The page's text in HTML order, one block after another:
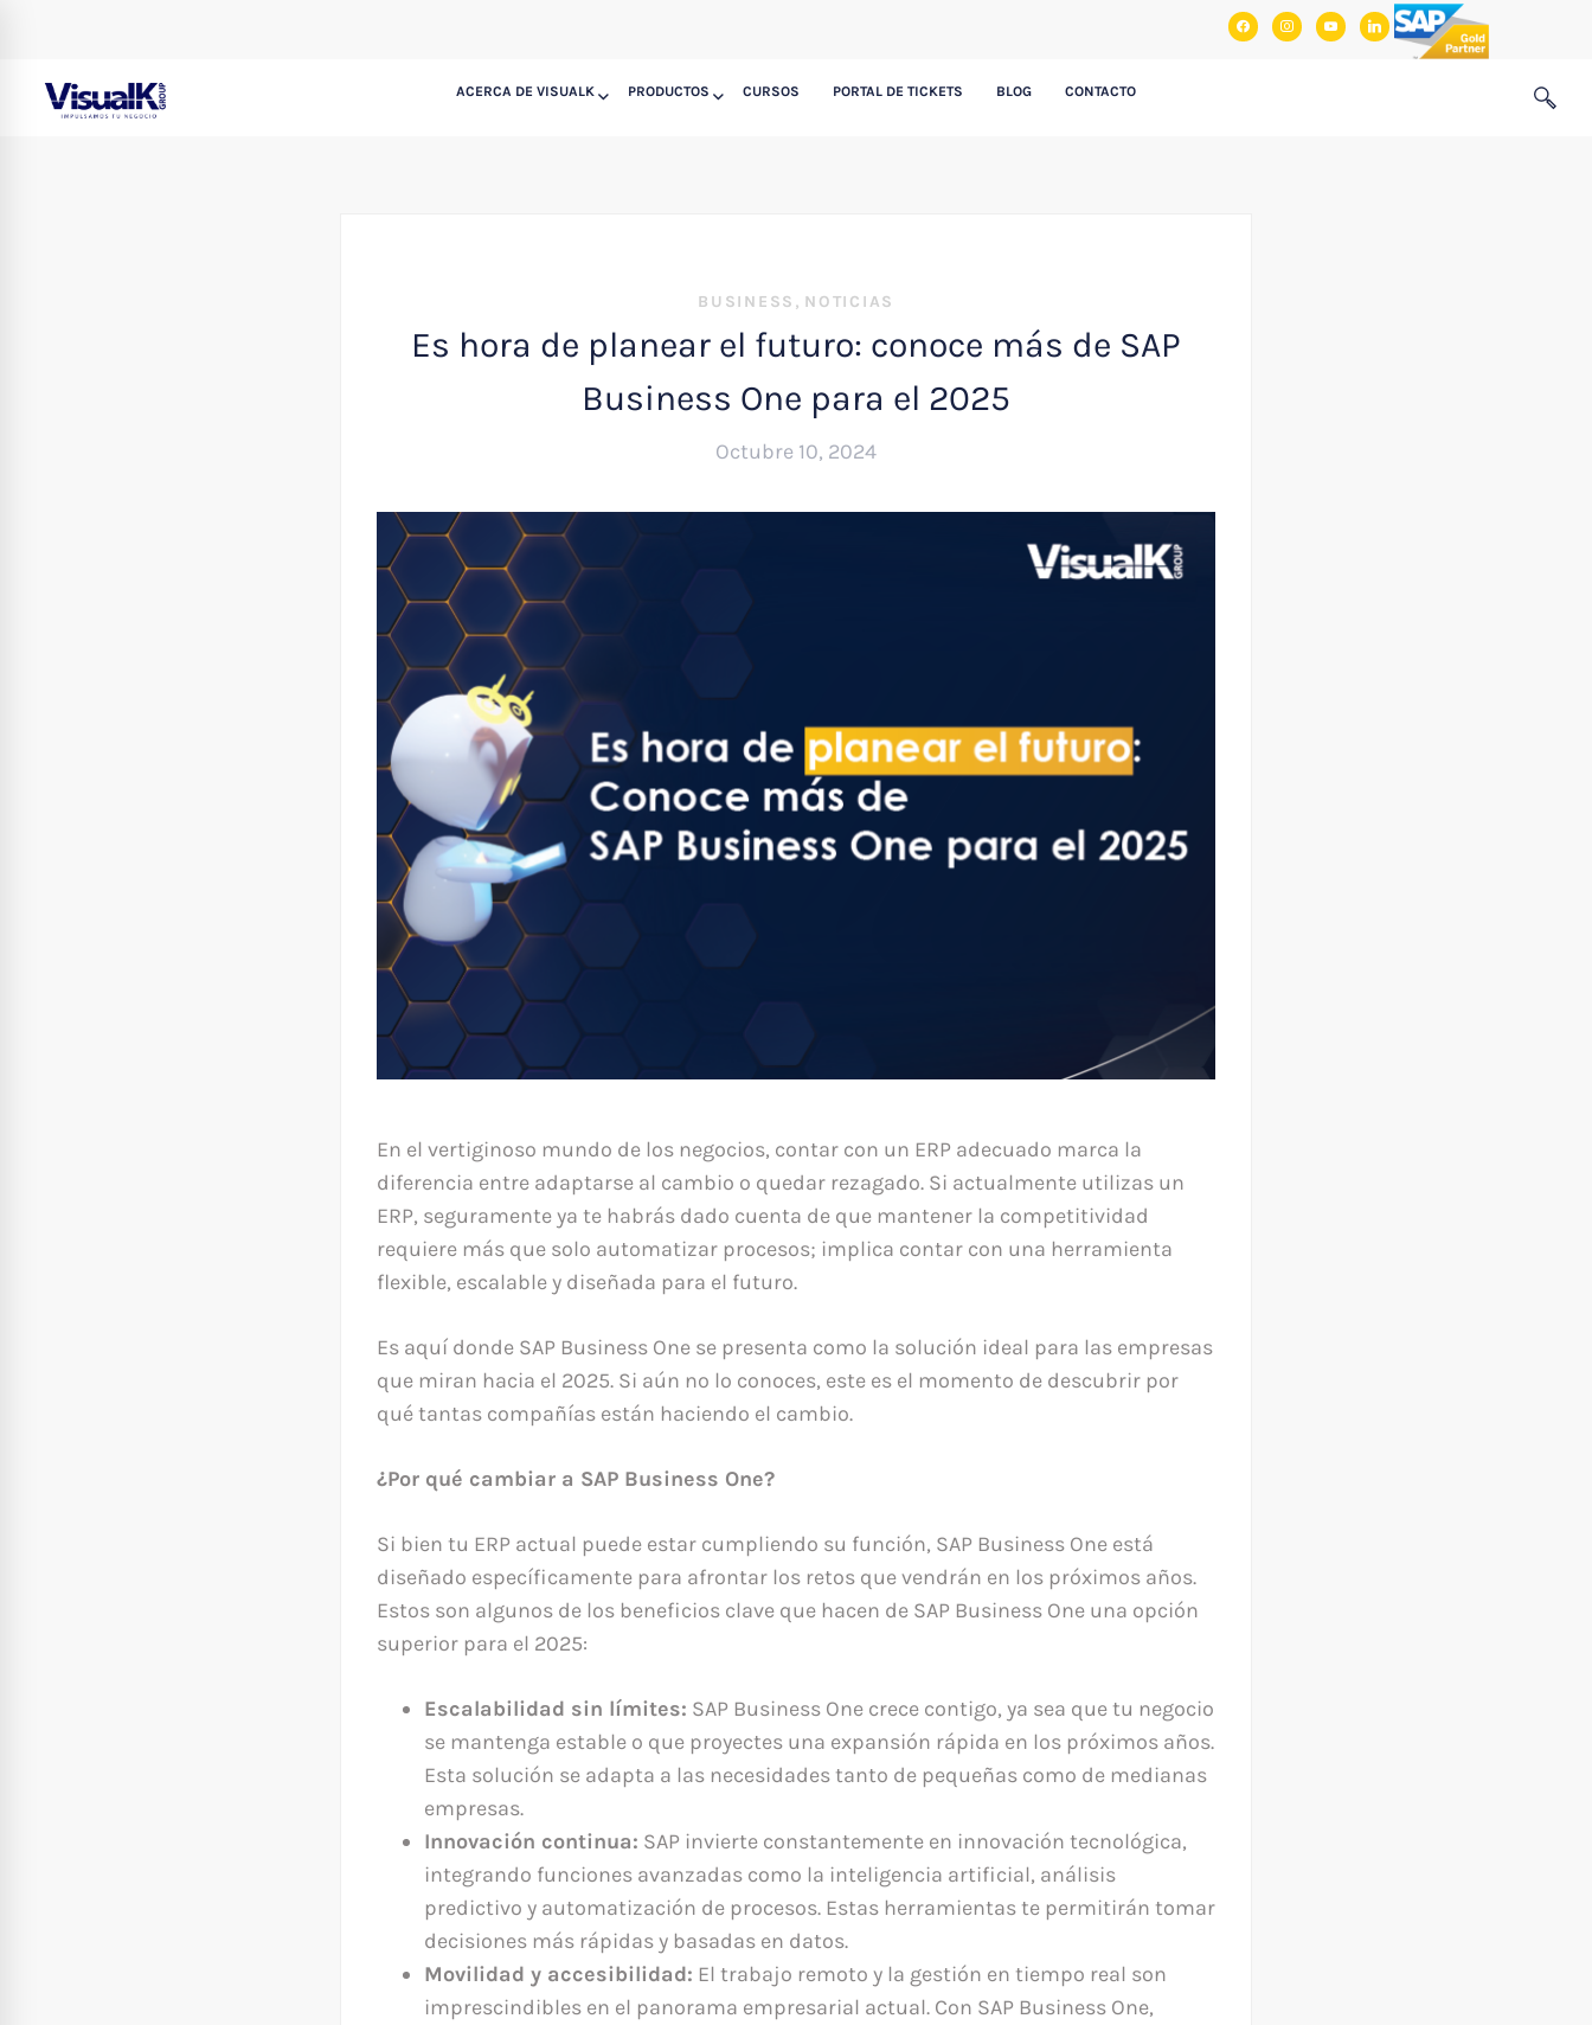
facebookinstagram
youtubelinkedin
ACERCA DE VISUALK PRODUCTOS CURSOS PORTAL DE TICKETS BLOG CONTACTO
BUSINESS , NOTICIAS
Es hora de planear el futuro: conoce más de SAP
Business One para el 2025
Octubre 10, 2024
En el vertiginoso mundo de los negocios, contar con un ERP adecuado marca la
diferencia entre adaptarse al cambio o quedar rezagado. Si actualmente utilizas un
ERP, seguramente ya te habrás dado cuenta de que mantener la competitividad
requiere más que solo automatizar procesos; implica contar con una herramienta
flexible, escalable y diseñada para el futuro.
Es aquí donde SAP Business One se presenta como la solución ideal para las empresas
que miran hacia el 2025. Si aún no lo conoces, este es el momento de descubrir por
qué tantas compañías están haciendo el cambio.
¿Por qué cambiar a SAP Business One?
Si bien tu ERP actual puede estar cumpliendo su función, SAP Business One está
diseñado específicamente para afrontar los retos que vendrán en los próximos años.
Estos son algunos de los beneficios clave que hacen de SAP Business One una opción
superior para el 2025:
Escalabilidad sin límites: SAP Business One crece contigo, ya sea que tu negocio
se mantenga estable o que proyectes una expansión rápida en los próximos años.
Esta solución se adapta a las necesidades tanto de pequeñas como de medianas
empresas.
Innovación continua: SAP invierte constantemente en innovación tecnológica,
integrando funciones avanzadas como la inteligencia artificial, análisis
predictivo y automatización de procesos. Estas herramientas te permitirán tomar
decisiones más rápidas y basadas en datos.
Movilidad y accesibilidad: El trabajo remoto y la gestión en tiempo real son
imprescindibles en el panorama empresarial actual. Con SAP Business One,